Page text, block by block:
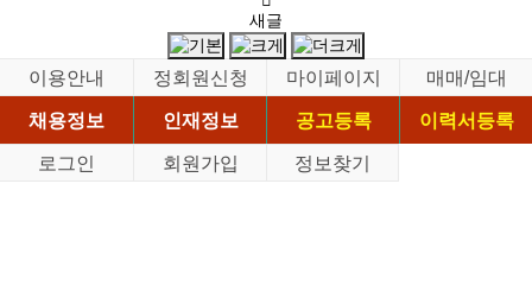
새글
이용안내 정회원신청 마이페이지
매매/임대
채용정보
인재정보 공고등록
이력서등록
로그인
회원가입 정보찾기